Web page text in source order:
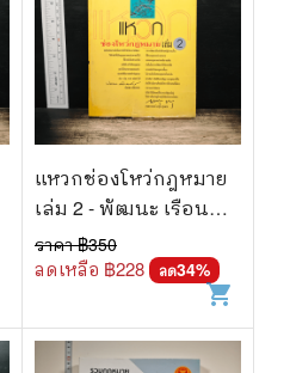
แหวกช่องโหว่กฎหมาย
เล่ม 2 - พัฒนะ เรือน
ใจดี
ราคา ฿350
ลดเหลือ ฿228 ลด34%
shopping_cart